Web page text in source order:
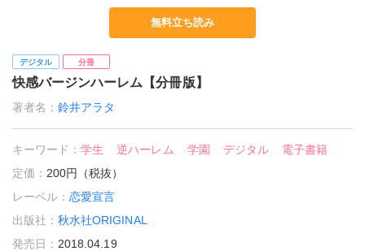
無料立ち読み
デジタル 分冊
快感バージンハーレム【分冊版】
著者名：鈴井アラタ
キーワード：学生 逆ハーレム 学園 デジタル
電子書籍
定価： 200円（税抜）
レーベル：恋愛宣言
出版社：秋水社ORIGINAL
発売日： 2018.04.19